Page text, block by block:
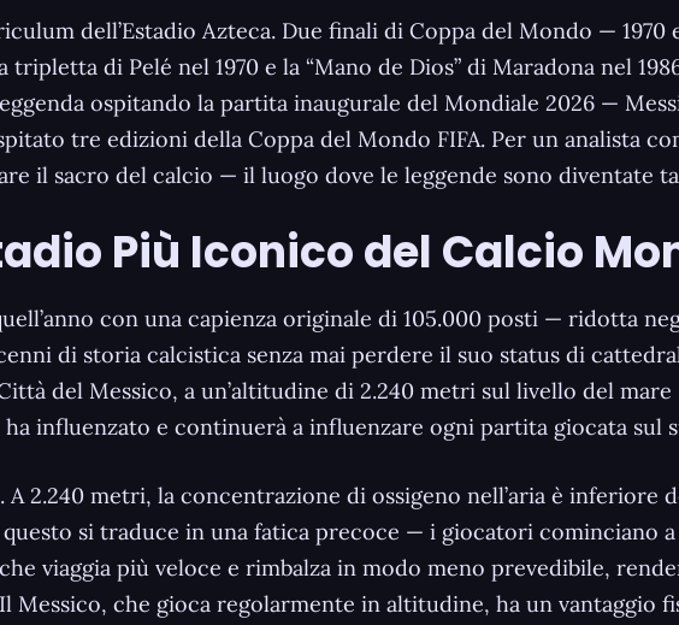
dell’Estadio Azteca. Due finali di Coppa del Mondo — 1970
di Pelé nel 1970 e la “Mano de Dios” di Maradona nel 1986.
ospitando la partita inaugurale del Mondiale 2026 —
tre edizioni della Coppa del Mondo FIFA. Per un analista
il sacro del calcio — il luogo dove le leggende sono diventate
Più Iconico del Calcio
con una capienza originale di 105.000 posti — ridotta
di storia calcistica senza mai perdere il suo status di
del Messico, a un’altitudine di 2.240 metri sul livello del
influenzato e continuerà a influenzare ogni partita giocata sul
A 2.240 metri, la concentrazione di ossigeno nell’aria è inferiore
si traduce in una fatica precoce — i giocatori cominciano
viaggia più veloce e rimbalza in modo meno prevedibile,
che gioca regolarmente in altitudine, ha un vantaggio